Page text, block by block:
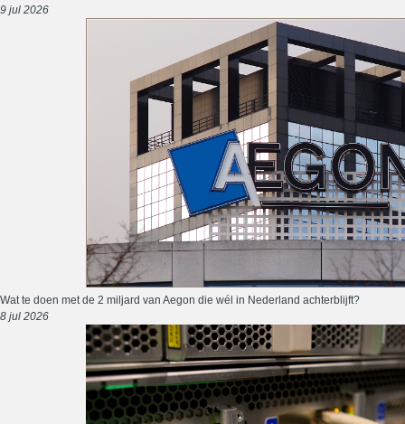
9 jul 2026
Wat te doen met de 2 miljard van Aegon die wél in Nederland achterblijft?
8 jul 2026